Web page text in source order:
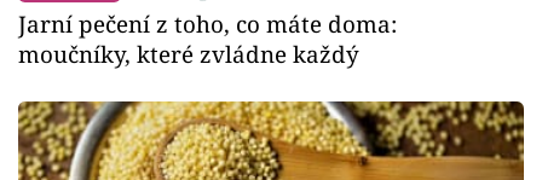
Jarní pečení z toho, co máte doma:
moučníky, které zvládne každý